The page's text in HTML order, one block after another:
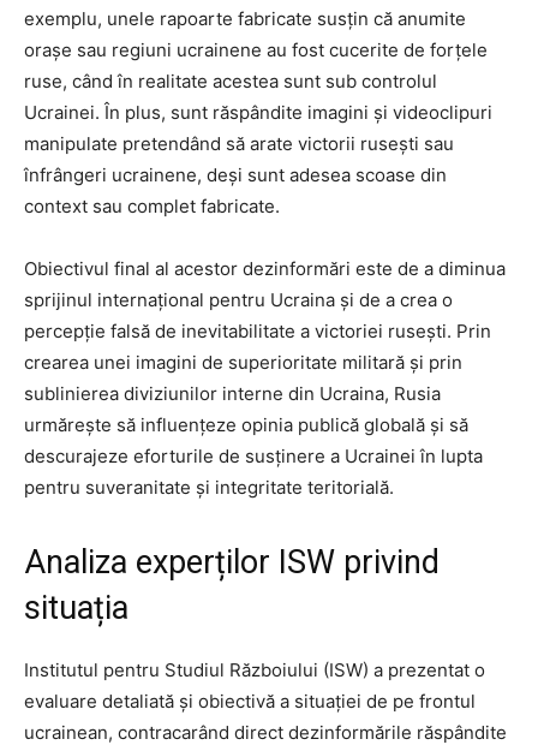
exemplu, unele rapoarte fabricate susțin că anumite
orașe sau regiuni ucrainene au fost cucerite de forțele
ruse, când în realitate acestea sunt sub controlul
Ucrainei. În plus, sunt răspândite imagini și videoclipuri
manipulate pretendând să arate victorii rusești sau
înfrângeri ucrainene, deși sunt adesea scoase din
context sau complet fabricate.
Obiectivul final al acestor dezinformări este de a diminua
sprijinul internațional pentru Ucraina și de a crea o
percepție falsă de inevitabilitate a victoriei rusești. Prin
crearea unei imagini de superioritate militară și prin
sublinierea diviziunilor interne din Ucraina, Rusia
urmărește să influențeze opinia publică globală și să
descurajeze eforturile de susținere a Ucrainei în lupta
pentru suveranitate și integritate teritorială.
Analiza experților ISW privind
situația
Institutul pentru Studiul Războiului (ISW) a prezentat o
evaluare detaliată și obiectivă a situației de pe frontul
ucrainean, contracarând direct dezinformările răspândite